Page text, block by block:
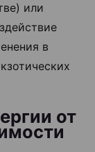
или
в
от